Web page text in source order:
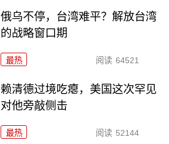
俄乌不停，台湾难平？解放台湾
的战略窗口期
最热 阅读 64521
赖清德过境吃瘪，美国这次罕见
对他旁敲侧击
最热 阅读 52144